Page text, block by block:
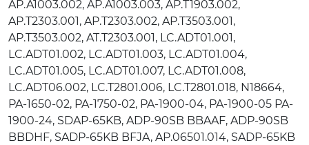
AP.A1003.002, AP.A1003.003, AP.T1903.002,
AP.T2303.001, AP.T2303.002, AP.T3503.001,
AP.T3503.002, AT.T2303.001, LC.ADT01.001,
LC.ADT01.002, LC.ADT01.003, LC.ADT01.004,
LC.ADT01.005, LC.ADT01.007, LC.ADT01.008,
LC.ADT06.002, LC.T2801.006, LC.T2801.018, N18664,
PA-1650-02, PA-1750-02, PA-1900-04, PA-1900-05 PA-
1900-24, SDAP-65KB, ADP-90SB BBAAF, ADP-90SB
BBDHF, SADP-65KB BFJA, AP.06501.014, SADP-65KB